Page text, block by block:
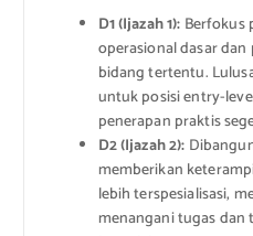
D1 (Ijazah 1): Berfokus
operasional dasar
bidang tertentu.
untuk posisi entry-
penerapan praktis
D2 (Ijazah 2):
memberikan
lebih terspesialisasi,
menangani tugas